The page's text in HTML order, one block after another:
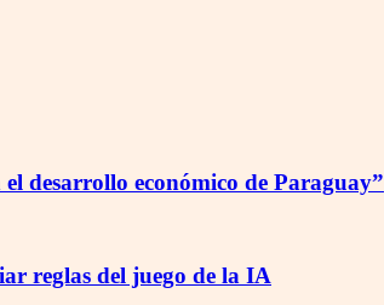
desarrollo económico de Paraguay”
reglas del juego de la IA